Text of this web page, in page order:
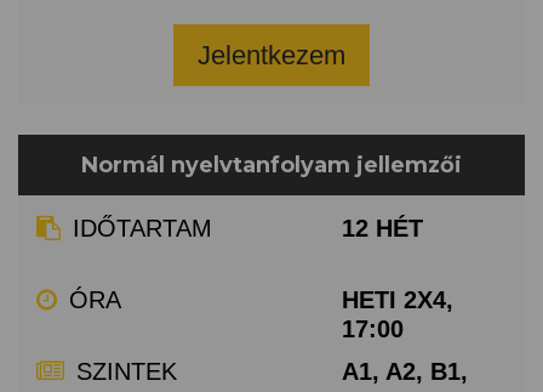
Jelentkezem
Normál nyelvtanfolyam jellemzői
IDŐTARTAM 12 HÉT
ÓRA
HETI 2X4,
17:00
SZINTEK
A1, A2, B1,